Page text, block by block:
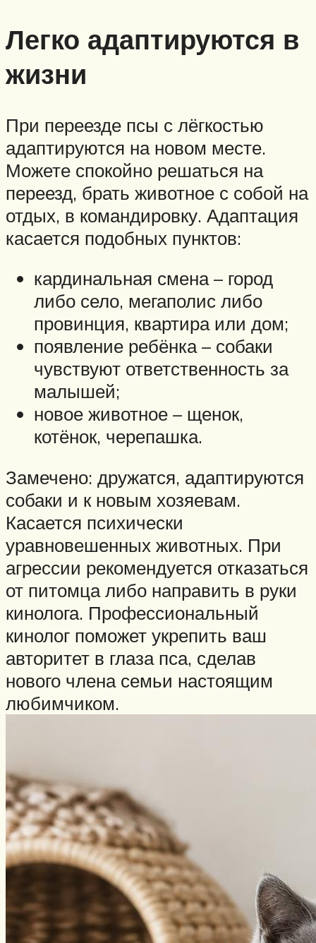
Легко адаптируются в
жизни
При переезде псы с лёгкостью
адаптируются на новом месте.
Можете спокойно решаться на
переезд, брать животное с собой на
отдых, в командировку. Адаптация
касается подобных пунктов:
кардинальная смена – город
либо село, мегаполис либо
провинция, квартира или дом;
появление ребёнка – собаки
чувствуют ответственность за
малышей;
новое животное – щенок,
котёнок, черепашка.
Замечено: дружатся, адаптируются
собаки и к новым хозяевам.
Касается психически
уравновешенных животных. При
агрессии рекомендуется отказаться
от питомца либо направить в руки
кинолога. Профессиональный
кинолог поможет укрепить ваш
авторитет в глаза пса, сделав
нового члена семьи настоящим
любимчиком.